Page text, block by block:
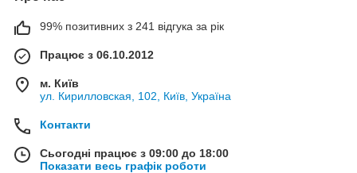
99% позитивних з 241 відгука за рік
Працює з 06.10.2012
м. Київ
ул. Кирилловская, 102, Київ, Україна
Контакти
Сьогодні працює з 09:00 до 18:00
Показати весь графік роботи